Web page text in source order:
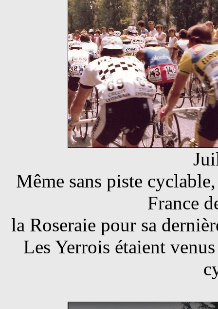
Même sans piste
France
la Roseraie pour sa
Les Yerrois étaient